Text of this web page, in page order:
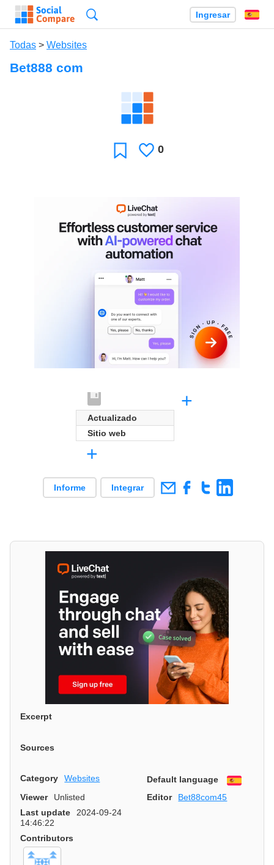
Ingresar
Todas > Websites
Bet888 com
Favoritos
Le
0
Actualizado
Sitio web
+
+
Informe Integrar
Excerpt
Sources
Category Websites Default language
Viewer
Unlisted Editor
Bet88com45
Last update
2024-09-24
14:46:22
Contributors